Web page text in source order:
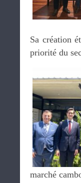
Sa création
priorité du
marché